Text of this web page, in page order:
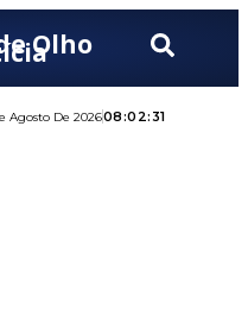
Olho
Agosto De 202608:02:32